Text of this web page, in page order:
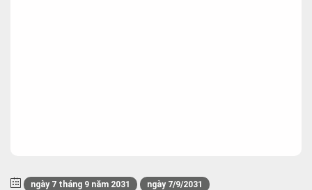
ngày 7 tháng 9 năm 2031
ngày 7/9/2031